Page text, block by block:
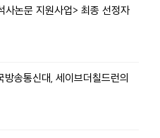
사논문 지원사업> 최종 선정자
송통신대, 세이브더칠드런의